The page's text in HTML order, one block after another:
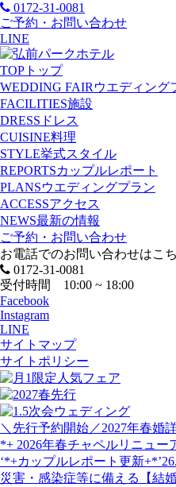
0172-31-0081
ご予約・お問い合わせ
LINE
TOP トップ
WEDDING FAIR ウエディング
FACILITIES施設
DRESS ドレス
CUISINE料理
STYLE挙式スタイル
REPORTSカップルレポート
PLANSウエディングプラン
ACCESSアクセス
NEWS最新の情報
ご予約・お問い合わせ
お電話でのお問い合わせはこ
0172-31-0081
受付時間 10:00 ~ 18:00
Facebook
Instagram
LINE
サイトマップ
サイトポリシー
＼先行予約開始／2027年春婚
*+ 2026年春チャペルリニュー
‘*+カップルレポート更新
災害・感染症等に備える【結